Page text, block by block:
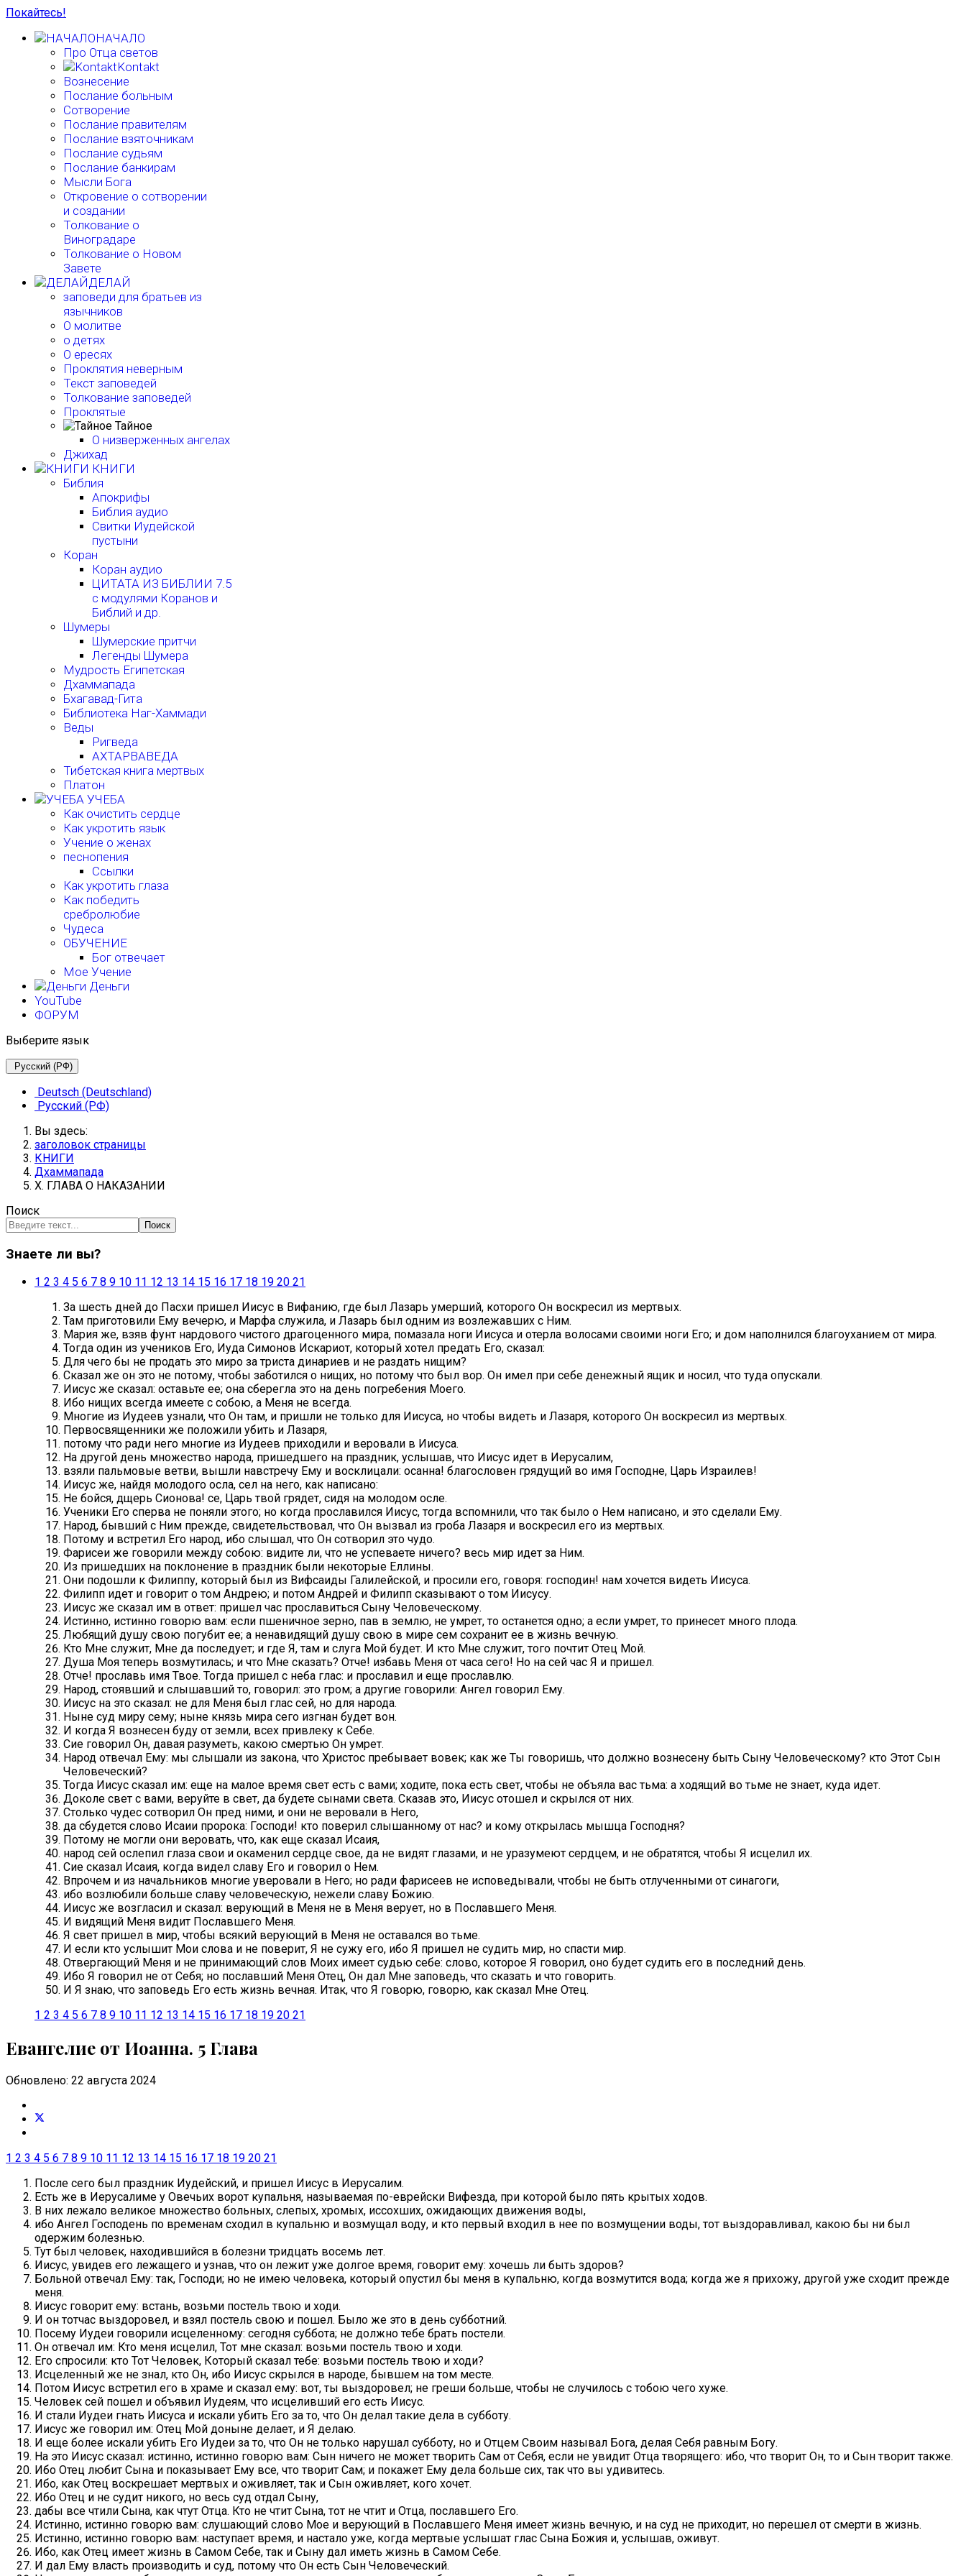
Покайтесь!
НАЧАЛО
Про Отца светов
Kontakt
Вознесение
Послание больным
Сотворение
Послание правителям
Послание взяточникам
Послание судьям
Послание банкирам
Мысли Бога
Откровение о сотворении
и создании
Толкование о
Виноградаре
Толкование о Новом
Завете
ДЕЛАЙ
заповеди для братьев из
язычников
О молитве
о детях
О ересях
Проклятия неверным
Текст заповедей
Толкование заповедей
Проклятые
Тайное
О низверженных ангелах
Джихад
КНИГИ
Библия
Апокрифы
Библия аудио
Свитки Иудейской
пустыни
Коран
Коран аудио
ЦИТАТА ИЗ БИБЛИИ 7.5
с модулями Коранов и
Библий и др.
Шумеры
Шумерские притчи
Легенды Шумера
Мудрость Египетская
Дхаммапада
Бхагавад-Гита
Библиотека Наг-Хаммади
Веды
Ригведа
АХТАРВАВЕДА
Тибетская книга мертвых
Платон
УЧЕБА
Как очистить сердце
Как укротить язык
Учение о женах
песнопения
Ссылки
Как укротить глаза
Как победить
сребролюбие
Чудеса
ОБУЧЕНИЕ
Бог отвечает
Мое Учение
Деньги
YouTube
ФОРУМ
Выберите язык
Русский (РФ)
Deutsch (Deutschland)
Русский (РФ)
Вы здесь:
заголовок страницы
КНИГИ
Дхаммапада
X. ГЛАВА О НАКАЗАНИИ
Поиск
Поиск
Знаете ли вы?
1 2 3 4 5 6 7 8 9 10 11 12 13 14 15 16 17 18 19 20 21
За шесть дней до Пасхи пришел Иисус в Вифанию, где был Лазарь умерший, которого Он воскресил из мертвых.
Там приготовили Ему вечерю, и Марфа служила, и Лазарь был одним из возлежавших с Ним.
Мария же, взяв фунт нардового чистого драгоценного мира, помазала ноги Иисуса и отерла волосами своими ноги Его; и дом наполнился благоуханием от мира.
Тогда один из учеников Его, Иуда Симонов Искариот, который хотел предать Его, сказал:
Для чего бы не продать это миро за триста динариев и не раздать нищим?
Сказал же он это не потому, чтобы заботился о нищих, но потому что был вор. Он имел при себе денежный ящик и носил, что туда опускали.
Иисус же сказал: оставьте ее; она сберегла это на день погребения Моего.
Ибо нищих всегда имеете с собою, а Меня не всегда.
Многие из Иудеев узнали, что Он там, и пришли не только для Иисуса, но чтобы видеть и Лазаря, которого Он воскресил из мертвых.
Первосвященники же положили убить и Лазаря,
потому что ради него многие из Иудеев приходили и веровали в Иисуса.
На другой день множество народа, пришедшего на праздник, услышав, что Иисус идет в Иерусалим,
взяли пальмовые ветви, вышли навстречу Ему и восклицали: осанна! благословен грядущий во имя Господне, Царь Израилев!
Иисус же, найдя молодого осла, сел на него, как написано:
Не бойся, дщерь Сионова! се, Царь твой грядет, сидя на молодом осле.
Ученики Его сперва не поняли этого; но когда прославился Иисус, тогда вспомнили, что так было о Нем написано, и это сделали Ему.
Народ, бывший с Ним прежде, свидетельствовал, что Он вызвал из гроба Лазаря и воскресил его из мертвых.
Потому и встретил Его народ, ибо слышал, что Он сотворил это чудо.
Фарисеи же говорили между собою: видите ли, что не успеваете ничего? весь мир идет за Ним.
Из пришедших на поклонение в праздник были некоторые Еллины.
Они подошли к Филиппу, который был из Вифсаиды Галилейской, и просили его, говоря: господин! нам хочется видеть Иисуса.
Филипп идет и говорит о том Андрею; и потом Андрей и Филипп сказывают о том Иисусу.
Иисус же сказал им в ответ: пришел час прославиться Сыну Человеческому.
Истинно, истинно говорю вам: если пшеничное зерно, пав в землю, не умрет, то останется одно; а если умрет, то принесет много плода.
Любящий душу свою погубит ее; а ненавидящий душу свою в мире сем сохранит ее в жизнь вечную.
Кто Мне служит, Мне да последует; и где Я, там и слуга Мой будет. И кто Мне служит, того почтит Отец Мой.
Душа Моя теперь возмутилась; и что Мне сказать? Отче! избавь Меня от часа сего! Но на сей час Я и пришел.
Отче! прославь имя Твое. Тогда пришел с неба глас: и прославил и еще прославлю.
Народ, стоявший и слышавший то, говорил: это гром; а другие говорили: Ангел говорил Ему.
Иисус на это сказал: не для Меня был глас сей, но для народа.
Ныне суд миру сему; ныне князь мира сего изгнан будет вон.
И когда Я вознесен буду от земли, всех привлеку к Себе.
Сие говорил Он, давая разуметь, какою смертью Он умрет.
Народ отвечал Ему: мы слышали из закона, что Христос пребывает вовек; как же Ты говоришь, что должно вознесену быть Сыну Человеческому? кто Этот Сын
Человеческий?
Тогда Иисус сказал им: еще на малое время свет есть с вами; ходите, пока есть свет, чтобы не объяла вас тьма: а ходящий во тьме не знает, куда идет.
Доколе свет с вами, веруйте в свет, да будете сынами света. Сказав это, Иисус отошел и скрылся от них.
Столько чудес сотворил Он пред ними, и они не веровали в Него,
да сбудется слово Исаии пророка: Господи! кто поверил слышанному от нас? и кому открылась мышца Господня?
Потому не могли они веровать, что, как еще сказал Исаия,
народ сей ослепил глаза свои и окаменил сердце свое, да не видят глазами, и не уразумеют сердцем, и не обратятся, чтобы Я исцелил их.
Сие сказал Исаия, когда видел славу Его и говорил о Нем.
Впрочем и из начальников многие уверовали в Него; но ради фарисеев не исповедывали, чтобы не быть отлученными от синагоги,
ибо возлюбили больше славу человеческую, нежели славу Божию.
Иисус же возгласил и сказал: верующий в Меня не в Меня верует, но в Пославшего Меня.
И видящий Меня видит Пославшего Меня.
Я свет пришел в мир, чтобы всякий верующий в Меня не оставался во тьме.
И если кто услышит Мои слова и не поверит, Я не сужу его, ибо Я пришел не судить мир, но спасти мир.
Отвергающий Меня и не принимающий слов Моих имеет судью себе: слово, которое Я говорил, оно будет судить его в последний день.
Ибо Я говорил не от Себя; но пославший Меня Отец, Он дал Мне заповедь, что сказать и что говорить.
И Я знаю, что заповедь Его есть жизнь вечная. Итак, что Я говорю, говорю, как сказал Мне Отец.
1 2 3 4 5 6 7 8 9 10 11 12 13 14 15 16 17 18 19 20 21
Евангелие от Иоанна. 5 Глава
Обновлено: 22 августа 2024
1 2 3 4 5 6 7 8 9 10 11 12 13 14 15 16 17 18 19 20 21
После сего был праздник Иудейский, и пришел Иисус в Иерусалим.
Есть же в Иерусалиме у Овечьих ворот купальня, называемая по-еврейски Вифезда, при которой было пять крытых ходов.
В них лежало великое множество больных, слепых, хромых, иссохших, ожидающих движения воды,
ибо Ангел Господень по временам сходил в купальню и возмущал воду, и кто первый входил в нее по возмущении воды, тот выздоравливал, какою бы ни был
одержим болезнью.
Тут был человек, находившийся в болезни тридцать восемь лет.
Иисус, увидев его лежащего и узнав, что он лежит уже долгое время, говорит ему: хочешь ли быть здоров?
Больной отвечал Ему: так, Господи; но не имею человека, который опустил бы меня в купальню, когда возмутится вода; когда же я прихожу, другой уже сходит прежде
меня.
Иисус говорит ему: встань, возьми постель твою и ходи.
И он тотчас выздоровел, и взял постель свою и пошел. Было же это в день субботний.
Посему Иудеи говорили исцеленному: сегодня суббота; не должно тебе брать постели.
Он отвечал им: Кто меня исцелил, Тот мне сказал: возьми постель твою и ходи.
Его спросили: кто Тот Человек, Который сказал тебе: возьми постель твою и ходи?
Исцеленный же не знал, кто Он, ибо Иисус скрылся в народе, бывшем на том месте.
Потом Иисус встретил его в храме и сказал ему: вот, ты выздоровел; не греши больше, чтобы не случилось с тобою чего хуже.
Человек сей пошел и объявил Иудеям, что исцеливший его есть Иисус.
И стали Иудеи гнать Иисуса и искали убить Его за то, что Он делал такие дела в субботу.
Иисус же говорил им: Отец Мой доныне делает, и Я делаю.
И еще более искали убить Его Иудеи за то, что Он не только нарушал субботу, но и Отцем Своим называл Бога, делая Себя равным Богу.
На это Иисус сказал: истинно, истинно говорю вам: Сын ничего не может творить Сам от Себя, если не увидит Отца творящего: ибо, что творит Он, то и Сын творит также.
Ибо Отец любит Сына и показывает Ему все, что творит Сам; и покажет Ему дела больше сих, так что вы удивитесь.
Ибо, как Отец воскрешает мертвых и оживляет, так и Сын оживляет, кого хочет.
Ибо Отец и не судит никого, но весь суд отдал Сыну,
дабы все чтили Сына, как чтут Отца. Кто не чтит Сына, тот не чтит и Отца, пославшего Его.
Истинно, истинно говорю вам: слушающий слово Мое и верующий в Пославшего Меня имеет жизнь вечную, и на суд не приходит, но перешел от смерти в жизнь.
Истинно, истинно говорю вам: наступает время, и настало уже, когда мертвые услышат глас Сына Божия и, услышав, оживут.
Ибо, как Отец имеет жизнь в Самом Себе, так и Сыну дал иметь жизнь в Самом Себе.
И дал Ему власть производить и суд, потому что Он есть Сын Человеческий.